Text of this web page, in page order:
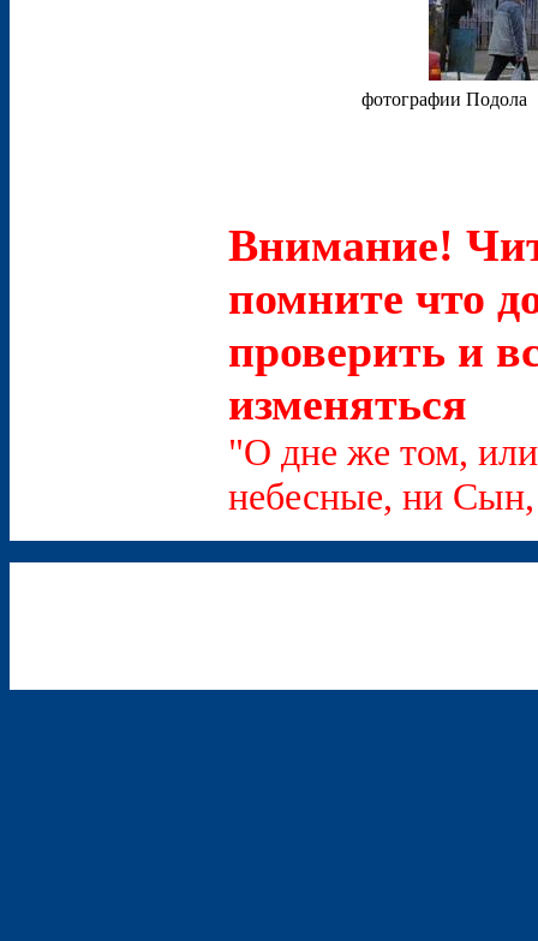
фотографии Подола
Внимание!
помните что
проверить и
изменяться
"О дне же том,
небесные, ни